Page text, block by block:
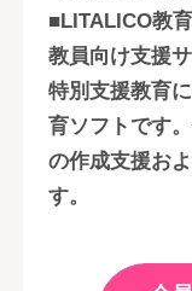
■LITALICO教
教員向け支援サ
特別支援教育
育ソフトです
の作成支援お
す。